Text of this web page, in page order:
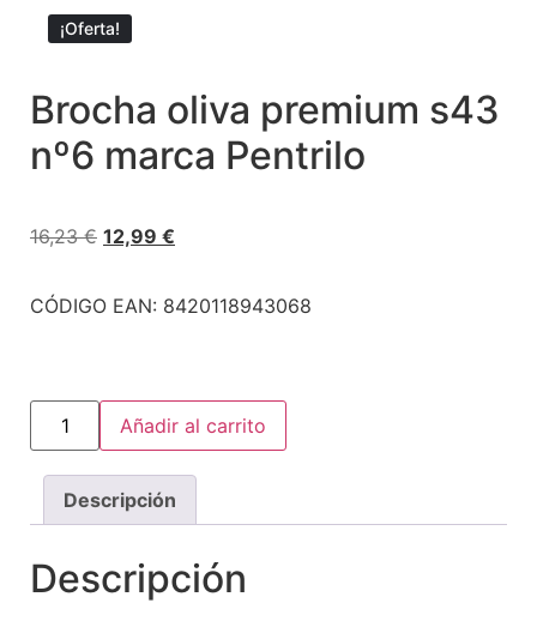
¡Oferta!
Brocha oliva premium s43
nº6 marca Pentrilo
16,23€ 12,99 €
CÓDIGO EAN: 8420118943068
Añadir al carrito
Descripción
Descripción